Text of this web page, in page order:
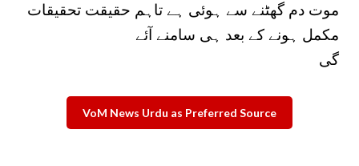
موت دم گھٹنے سے ہوئی ہے تاہم حقیقت تحقیقات
مکمل ہونے کے بعد ہی سامنے آئے
گی
VoM News Urdu as Preferred Source